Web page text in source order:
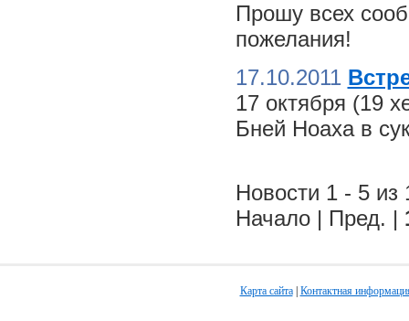
Прошу всех
пожелания!
17.10.2011
17 октября (19
Бней Ноаха в
Новости 1 - 5 из
Начало | Пред. |
Карта сайта| Контактная